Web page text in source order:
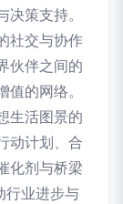
策支持。
社交与协作
伙伴之间的
的网络。
生活图景的
动计划、合
化剂与桥梁
行业进步与